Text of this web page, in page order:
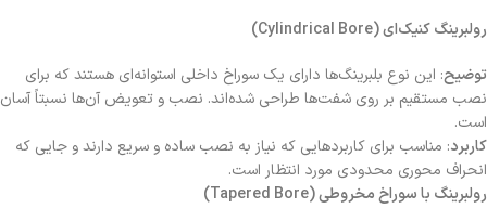
رولبرینگ کنیک‌ای (Cylindrical Bore)
توضیح: این نوع بلبرینگ‌ها دارای یک سوراخ داخلی استوانه‌ای هستند که برای
نصب مستقیم بر روی شفت‌ها طراحی شده‌اند. نصب و تعویض آن‌ها نسبتاً آسان
است.
کاربرد: مناسب برای کاربردهایی که نیاز به نصب ساده و سریع دارند و جایی که
انحراف محوری محدودی مورد انتظار است.
رولبرینگ با سوراخ مخروطی (Tapered Bore)